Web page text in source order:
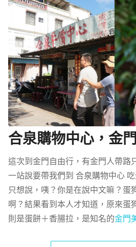
合泉購物中心，金
這次到金門自由行，有金門人帶路
一站說要帶我們到 合泉購物中心
只想說，咦？你是在說中文嘛？蛋
啊？結果看到本人才知道，原來蛋
則是蛋餅＋香腸拉，是知名的金門